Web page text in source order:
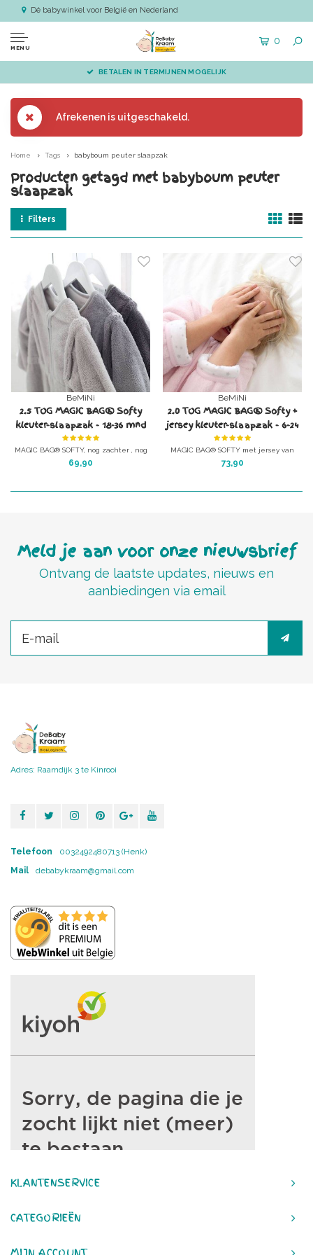
Dé babywinkel voor België en Nederland
MENU
0
BETALEN IN TERMIJNEN MOGELIJK
Afrekenen is uitgeschakeld.
Home Tags babyboum peuter slaapzak
Producten getagd met babyboum peuter
slaapzak
Filters
BeMiNi
2.5 TOG MAGIC BAG® Softy
kleuter-slaapzak - 18-36 mnd
met benen
MAGIC BAG® SOFTY, nog zachter , nog
warmer !
Kleur: Grizou (grijs)
69,90
BeMiNi
2.0 TOG MAGIC BAG® Softy +
jersey kleuter-slaapzak - 6-24
mnd met benen
MAGIC BAG® SOFTY met jersey van
binnen, nog zachter dan zacht!
Kleur: Christal soft pink
73,90
Meld je aan voor onze nieuwsbrief
Ontvang de laatste updates, nieuws en
aanbiedingen via email
Adres: Raamdijk 3 te Kinrooi
Telefoon
0032492480713 (Henk)
Mail
debabykraam@gmail.com
KLANTENSERVICE
CATEGORIEËN